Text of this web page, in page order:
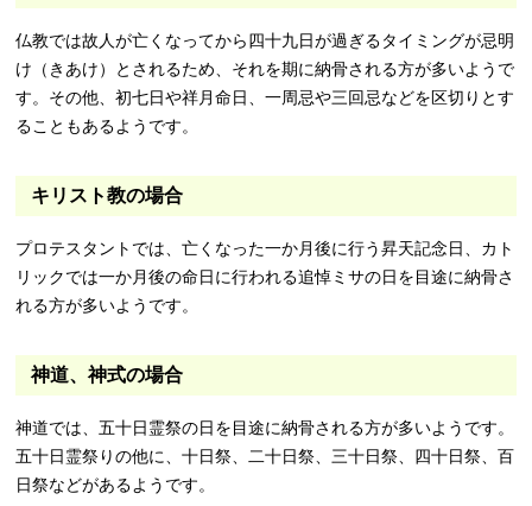
仏教では故人が亡くなってから四十九日が過ぎるタイミングが忌明
け（きあけ）とされるため、それを期に納骨される方が多いようで
す。その他、初七日や祥月命日、一周忌や三回忌などを区切りとす
ることもあるようです。
キリスト教の場合
プロテスタントでは、亡くなった一か月後に行う昇天記念日、カト
リックでは一か月後の命日に行われる追悼ミサの日を目途に納骨さ
れる方が多いようです。
神道、神式の場合
神道では、五十日霊祭の日を目途に納骨される方が多いようです。
五十日霊祭りの他に、十日祭、二十日祭、三十日祭、四十日祭、百
日祭などがあるようです。